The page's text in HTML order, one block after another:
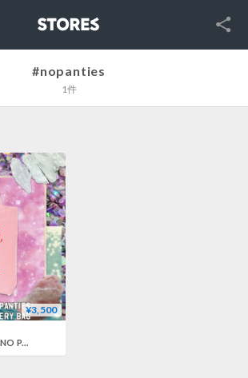
SNS
#nopanties
1件
¥3,500
MISS SANDY BY NO PANTIES NEWS PAPER BAG